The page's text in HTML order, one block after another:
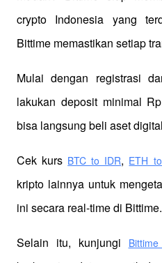
crypto Indonesia yang
Bittime memastikan setiap
Mulai dengan registrasi
lakukan deposit minimal
bisa langsung beli aset
Cek kurs BTC to IDR, ETH
kripto lainnya untuk
ini secara real-time di Bittime.
Selain itu, kunjungi